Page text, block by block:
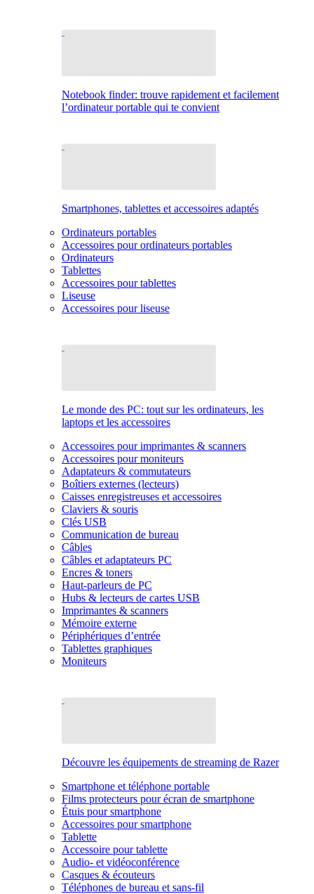
Notebook finder: trouve rapidement et facilement
l’ordinateur portable qui te convient
Smartphones, tablettes et accessoires adaptés
Ordinateurs portables
Accessoires pour ordinateurs portables
Ordinateurs
Tablettes
Accessoires pour tablettes
Liseuse
Accessoires pour liseuse
Le monde des PC: tout sur les ordinateurs, les
laptops et les accessoires
Accessoires pour imprimantes & scanners
Accessoires pour moniteurs
Adaptateurs & commutateurs
Boîtiers externes (lecteurs)
Caisses enregistreuses et accessoires
Claviers & souris
Clés USB
Communication de bureau
Câbles
Câbles et adaptateurs PC
Encres & toners
Haut-parleurs de PC
Hubs & lecteurs de cartes USB
Imprimantes & scanners
Mémoire externe
Périphériques d’entrée
Tablettes graphiques
Moniteurs
Découvre les équipements de streaming de Razer
Smartphone et téléphone portable
Films protecteurs pour écran de smartphone
Étuis pour smartphone
Accessoires pour smartphone
Tablette
Accessoire pour tablette
Audio- et vidéoconférence
Casques & écouteurs
Téléphones de bureau et sans-fil